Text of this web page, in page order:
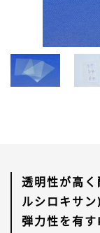
透明性が高
ルシロキサン
弾力性を有す